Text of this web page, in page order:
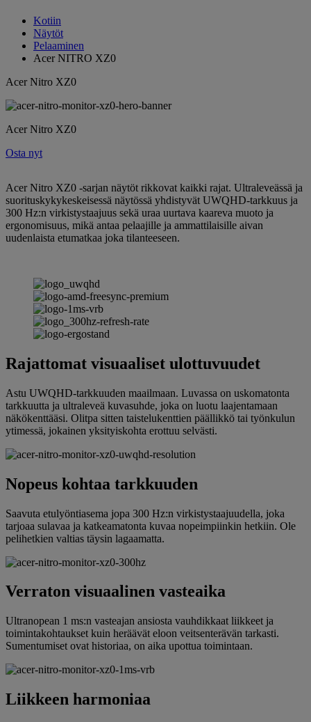
Kotiin
Näytöt
Pelaaminen
Acer NITRO XZ0
Acer Nitro XZ0
Acer Nitro XZ0
Osta nyt
Acer Nitro XZ0 -sarjan näytöt rikkovat kaikki rajat. Ultraleveässä ja
suorituskykykeskeisessä näytössä yhdistyvät UWQHD-tarkkuus ja
300 Hz:n virkistystaajuus sekä uraa uurtava kaareva muoto ja
ergonomisuus, mikä antaa pelaajille ja ammattilaisille aivan
uudenlaista etumatkaa joka tilanteeseen.
Rajattomat visuaaliset ulottuvuudet
Astu UWQHD-tarkkuuden maailmaan. Luvassa on uskomatonta
tarkkuutta ja ultraleveä kuvasuhde, joka on luotu laajentamaan
näkökenttääsi. Olitpa sitten taistelukenttien päällikkö tai työnkulun
ytimessä, jokainen yksityiskohta erottuu selvästi.
Nopeus kohtaa tarkkuuden
Saavuta etulyöntiasema jopa 300 Hz:n virkistystaajuudella, joka
tarjoaa sulavaa ja katkeamatonta kuvaa nopeimpiinkin hetkiin. Ole
pelihetkien valtias täysin lagaamatta.
Verraton visuaalinen vasteaika
Ultranopean 1 ms:n vasteajan ansiosta vauhdikkaat liikkeet ja
toimintakohtaukset kuin heräävät eloon veitsenterävän tarkasti.
Sumentumiset ovat historiaa, on aika upottua toimintaan.
Liikkeen harmoniaa